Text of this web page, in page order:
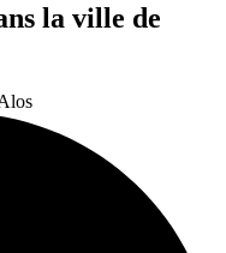
la ville de